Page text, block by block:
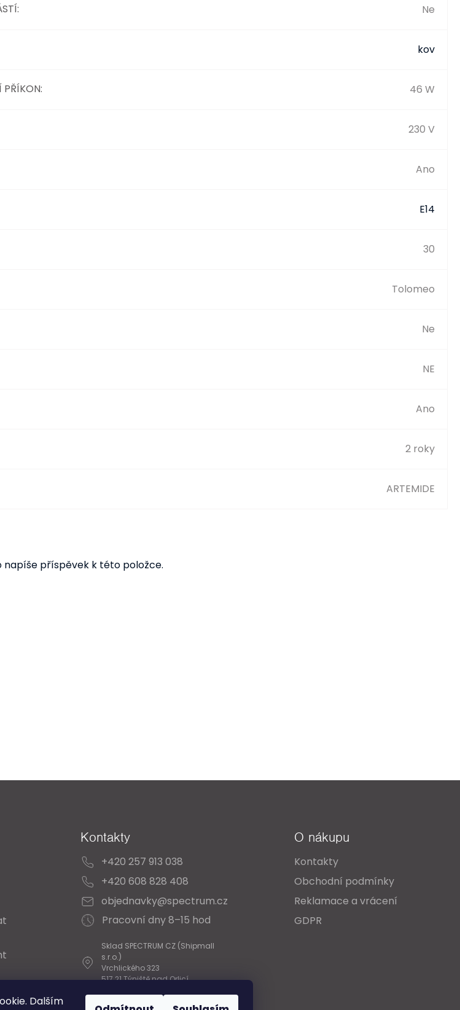
Dalším
: Ne
kov
PŘÍKON: 46 W
230 V
Ano
E14
30
Tolomeo
Ne
NE
Ano
2 roky
ARTEMIDE
napíše příspěvek k této položce.
Kontakty
+420 257 913 038
+420 608 828 408
objednavky@spectrum.cz
Pracovní dny 8–15 hod
Sklad SPECTRUM CZ (Shipmall
s.r.o.)
Vrchlického 323
517 21 Týniště nad Orlicí
O nákupu
Kontakty
Obchodní podmínky
Reklamace a vrácení
GDPR